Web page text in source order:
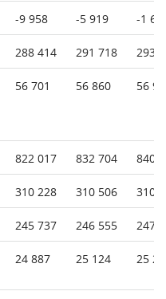
-9 958 -5 919 -1
288 414 291 718 293
56 701 56 860 56
822 017 832 704 840
310 228 310 506 310
245 737 246 555 247
24 887 25 124 25